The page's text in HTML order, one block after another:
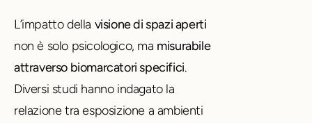
L’impatto della visione di spazi aperti
non è solo psicologico, ma misurabile
attraverso biomarcatori specifici.
Diversi studi hanno indagato la
relazione tra esposizione a ambienti